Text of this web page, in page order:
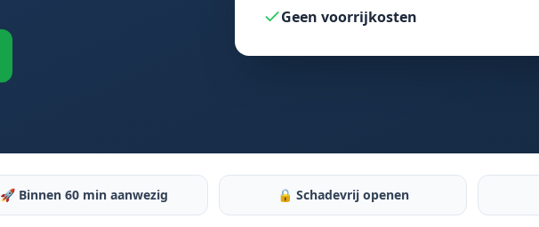
Geen voorrijkosten
🚀 Binnen 60 min aanwezig 🔒 Schadevrij openen